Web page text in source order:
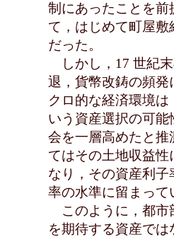
制にあったことを
て，はじめて町屋
だった。
しかし，17 世紀
退，貨幣改鋳の頻
クロ的な経済環境
いう資産選択の可
会を一層高めたと
てはその土地収益
なり，その資産利
率の水準に留まって
このように，都市
を期待する資産で